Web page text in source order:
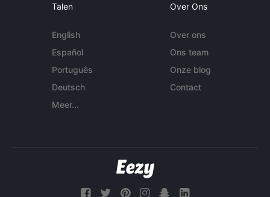
Talen
English
Español
Português
Deutsch
Meer...
Over Ons
Over ons
Ons team
Onze blog
Contact